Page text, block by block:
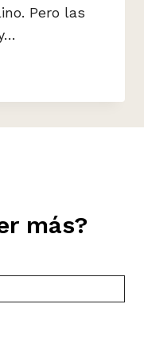
Pero las
más?